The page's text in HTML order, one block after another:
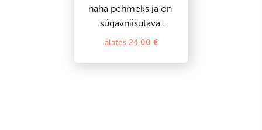
naha pehmeks ja on
sügavniisutava
toimega.
alates 24,00 €